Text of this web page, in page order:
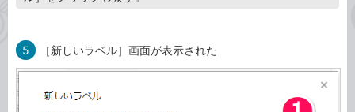
5 ［新しいラベル］画面が表示された